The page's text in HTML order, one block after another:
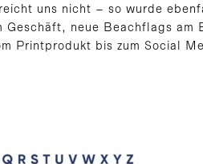
uns nicht – so wurde
neue Beachflags
Printprodukt bis zum Social